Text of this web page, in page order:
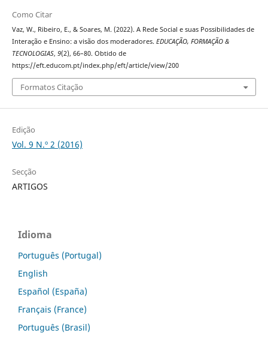
Como Citar
Vaz, W., Ribeiro, E., & Soares, M. (2022). A Rede Social e suas Possibilidades de
Interação e Ensino: a visão dos moderadores. EDUCAÇÃO, FORMAÇÃO &
TECNOLOGIAS, 9(2), 66–80. Obtido de
https://eft.educom.pt/index.php/eft/article/view/200
Formatos Citação
Edição
Vol. 9 N.º 2 (2016)
Secção
ARTIGOS
Idioma
Português (Portugal)
English
Español (España)
Français (France)
Português (Brasil)